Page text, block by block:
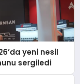
yeni nesil
sergiledi